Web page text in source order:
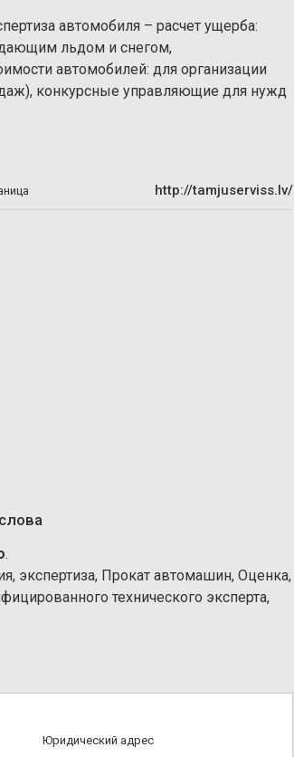
автомобиля – расчет ущерба:
льдом и снегом,
автомобилей: для организации
конкурсные управляющие для нужд
http://tamjuserviss.lv/
.
экспертиза, Прокат автомашин, Оценка,
технического эксперта,
Автомобильные оценщики,
судебных исполнителей, оценка
Юридический адрес